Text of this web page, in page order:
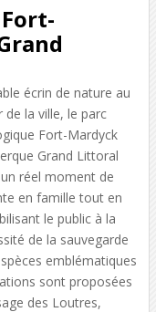
écrin de nature au
de la ville, le parc
Fort-Mardyck
Grand Littoral
réel moment de
en famille tout en
le public à la
de la sauvegarde
emblématiques
sont proposées
des Loutres,